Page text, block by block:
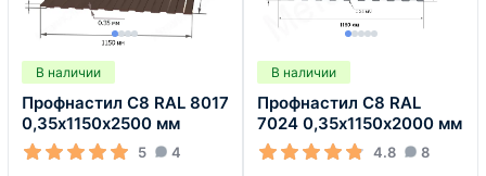
В наличии
Профнастил С8 RAL 8017
0,35х1150х2500 мм
5 4
В наличии
Профнастил С8 RAL
7024 0,35х1150х2000 мм
4.8 8